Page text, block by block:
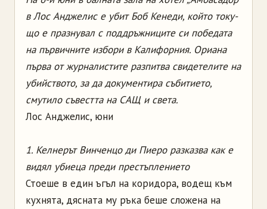
в Лос Анджелис е убит Боб Кенеди, който току-
що е празнувал с поддръжниците си победата
на първичните избори в Калифорния. Ориана
първа от журналистите разпитва свидетелите на
убийството, за да документира събитието,
смутило съвестта на САЩ и света.
Лос Анджелис, юни
1. Келнерът Винченцо ди Пиеро разказва как е
видял убиеца преди престъплението
Стоеше в един ъгъл на коридора, водещ към
кухнята, дясната му ръка беше сложена на